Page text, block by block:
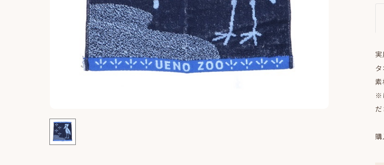
素
※
だ